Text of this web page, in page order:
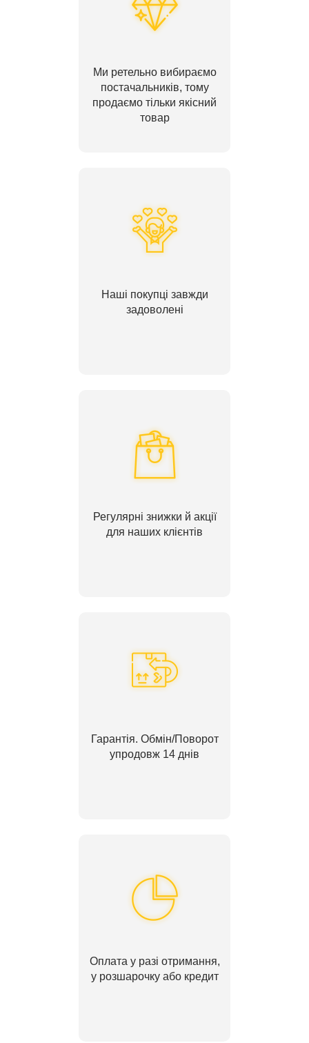
Ми ретельно вибираємо
постачальників, тому
продаємо тільки якісний
товар
Наші покупці завжди
задоволені
Регулярні знижки й акції
для наших клієнтів
Гарантія. Обмін/Поворот
упродовж 14 днів
Оплата у разі отримання,
у розшарочку або кредит